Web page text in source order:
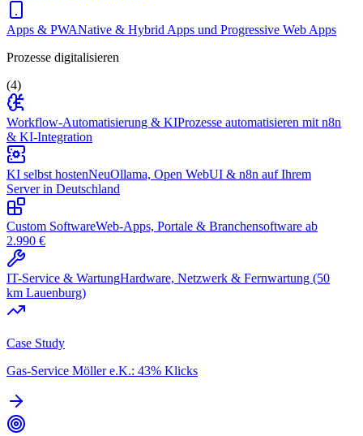
Apps & PWANative & Hybrid Apps und Progressive Web Apps
Prozesse digitalisieren
(4)
Workflow-Automatisierung & KIProzesse automatisieren mit n8n
& KI-Integration
KI selbst hostenNeuOllama, Open WebUI & n8n auf Ihrem
Server in Deutschland
Custom SoftwareWeb-Apps, Portale & Branchensoftware ab
2.990 €
IT-Service & WartungHardware, Netzwerk & Fernwartung (50
km Lauenburg)
Case Study
Gas-Service Möller e.K.: 43% Klicks